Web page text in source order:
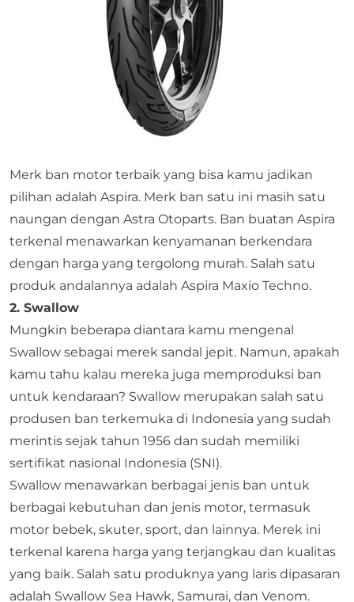
Merk ban motor terbaik yang bisa kamu jadikan
pilihan adalah Aspira. Merk ban satu ini masih satu
naungan dengan Astra Otoparts. Ban buatan Aspira
terkenal menawarkan kenyamanan berkendara
dengan harga yang tergolong murah. Salah satu
produk andalannya adalah Aspira Maxio Techno.
2. Swallow
Mungkin beberapa diantara kamu mengenal
Swallow sebagai merek sandal jepit. Namun, apakah
kamu tahu kalau mereka juga memproduksi ban
untuk kendaraan? Swallow merupakan salah satu
produsen ban terkemuka di Indonesia yang sudah
merintis sejak tahun 1956 dan sudah memiliki
sertifikat nasional Indonesia (SNI).
Swallow menawarkan berbagai jenis ban untuk
berbagai kebutuhan dan jenis motor, termasuk
motor bebek, skuter, sport, dan lainnya. Merek ini
terkenal karena harga yang terjangkau dan kualitas
yang baik. Salah satu produknya yang laris dipasaran
adalah Swallow Sea Hawk, Samurai, dan Venom.